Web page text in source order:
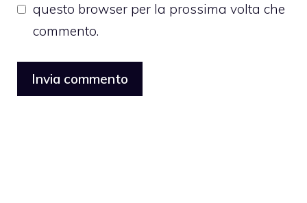
questo browser per la prossima volta che
commento.